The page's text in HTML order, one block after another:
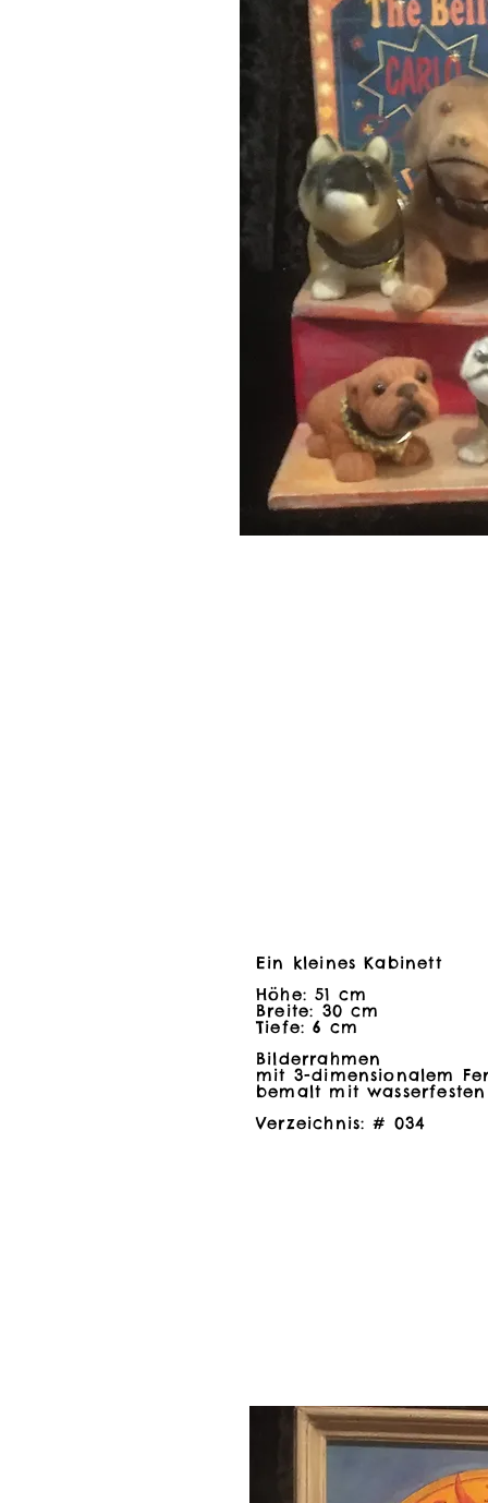
Ein kleines Kabinett
Höhe: 51 cm
Breite: 30 cm
Tiefe: 6 cm
Bilderrahmen
mit 3-dimensionalem
bemalt mit
Verzeichnis: # 034
Ein kleines Kabinett
Höhe: 51 cm
Breite: 30 cm
Tiefe: 6 cm
Bilderrahmen
mit 3-dimensionalem
bemalt mit
Verzeichnis: # 034